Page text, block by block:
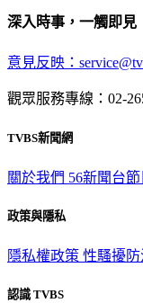
深入時事，一觸即見
意見反映：
觀眾服務專線：02-
TVBS新聞網
關於我們 56新聞台
政策與隱私
隱私權政策 性騷擾
認識 TVBS